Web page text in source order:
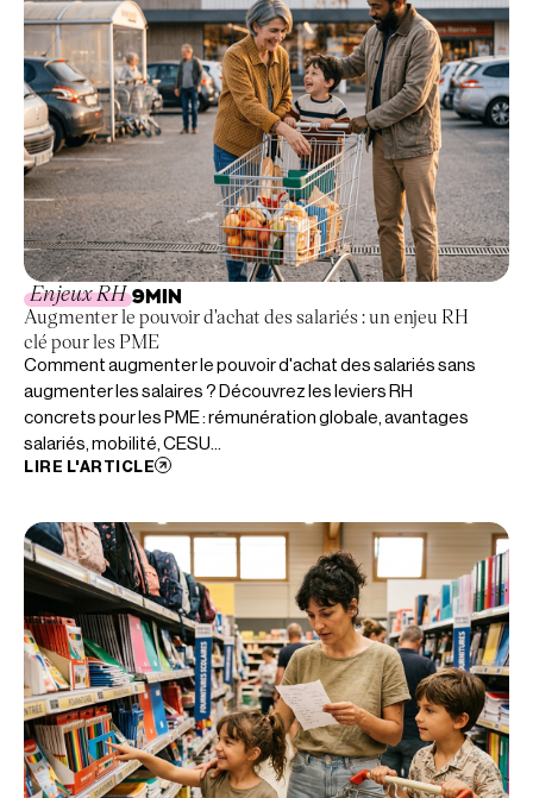
Enjeux RH 9MIN
Augmenter le pouvoir d'achat des salariés : un enjeu RH
clé pour les PME
Comment augmenter le pouvoir d'achat des salariés sans
augmenter les salaires ? Découvrez les leviers RH
concrets pour les PME : rémunération globale, avantages
salariés, mobilité, CESU...
LIRE L'ARTICLE